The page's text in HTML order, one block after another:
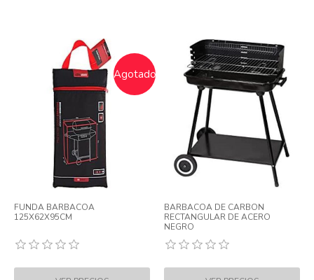
Agotado
FUNDA BARBACOA
125X62X95CM
BARBACOA DE CARBON
RECTANGULAR DE ACERO
NEGRO